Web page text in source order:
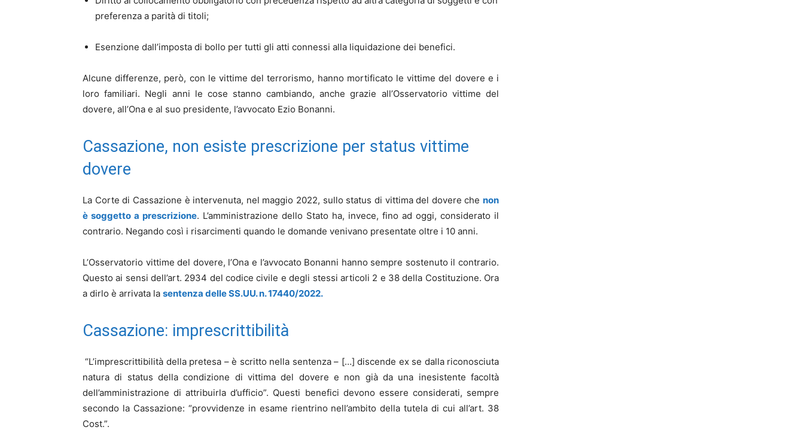
preferenza a parità di titoli;
Esenzione dall’imposta di bollo per tutti gli atti connessi alla liquidazione dei benefici.
Alcune differenze, però, con le vittime del terrorismo, hanno mortificato le vittime del dovere e i
loro familiari. Negli anni le cose stanno cambiando, anche grazie all’Osservatorio vittime del
dovere, all’Ona e al suo presidente, l’avvocato Ezio Bonanni.
Cassazione, non esiste prescrizione per status vittime
dovere
La Corte di Cassazione è intervenuta, nel maggio 2022, sullo status di vittima del dovere che non
è soggetto a prescrizione. L’amministrazione dello Stato ha, invece, fino ad oggi, considerato il
contrario. Negando così i risarcimenti quando le domande venivano presentate oltre i 10 anni.
L’Osservatorio vittime del dovere, l’Ona e l’avvocato Bonanni hanno sempre sostenuto il contrario.
Questo ai sensi dell’art. 2934 del codice civile e degli stessi articoli 2 e 38 della Costituzione. Ora
a dirlo è arrivata la sentenza delle SS.UU. n. 17440/2022.
Cassazione: imprescrittibilità
“L’imprescrittibilità della pretesa – è scritto nella sentenza – […] discende ex se dalla riconosciuta
natura di status della condizione di vittima del dovere e non già da una inesistente facoltà
dell’amministrazione di attribuirla d’ufficio”. Questi benefici devono essere considerati, sempre
secondo la Cassazione: “provvidenze in esame rientrino nell’ambito della tutela di cui all’art. 38
Cost.”.